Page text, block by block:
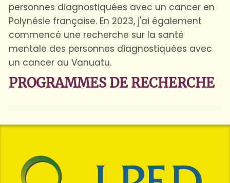
personnes diagnostiquées avec un cancer en
Polynésie française. En 2023, j'ai également
commencé une recherche sur la santé
mentale des personnes diagnostiquées avec
un cancer au Vanuatu.
PROGRAMMES DE RECHERCHE